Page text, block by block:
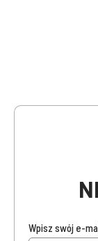
Wpisz swój e-